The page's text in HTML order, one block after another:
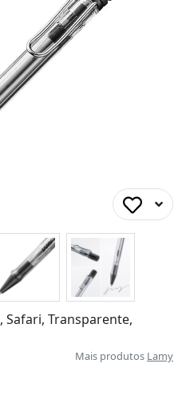
Safari, Transparente,
Mais produtos Lamy